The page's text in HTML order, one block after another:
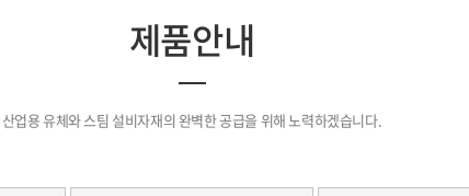
제품안내
산업용 유체와 스팀 설비자재의 완벽한 공급을 위해 노력하겠습니다.